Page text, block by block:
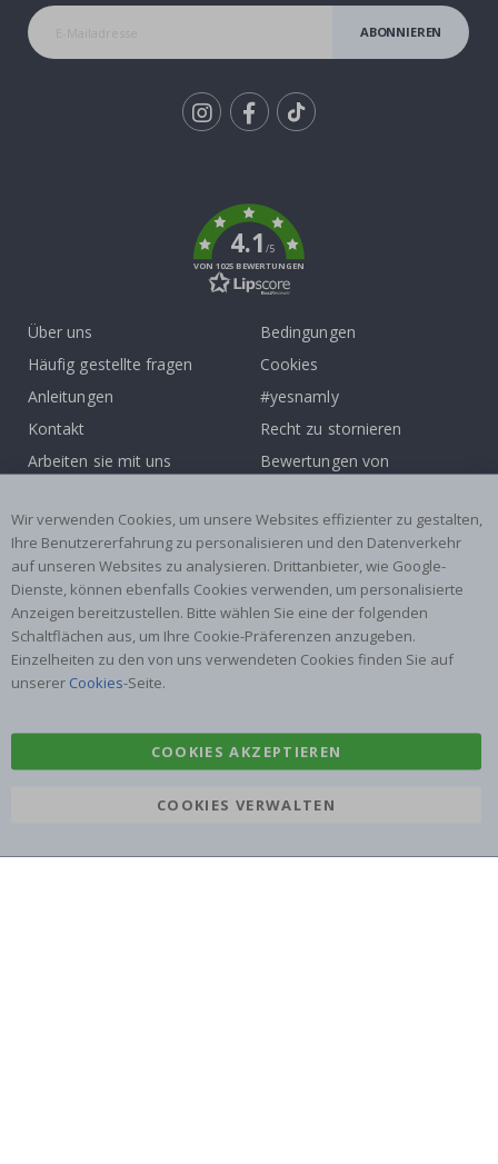
ABONNIEREN
4.1/5
VON 1025 BEWERTUNGEN
Über uns
Häufig gestellte fragen
Anleitungen
Kontakt
Arbeiten sie mit uns
Inspiration
Bedingungen
Cookies
#yesnamly
Recht zu stornieren
Bewertungen von
Beliebte Kategorien
Namensaufkleber
Wandtattoos
Fliesenaufkleber
Poster
Aufkleber
Wir verwenden Cookies, um unsere Websites effizienter zu gestalten,
Ihre Benutzererfahrung zu personalisieren und den Datenverkehr
auf unseren Websites zu analysieren. Drittanbieter, wie Google-
Dienste, können ebenfalls Cookies verwenden, um personalisierte
Anzeigen bereitzustellen. Bitte wählen Sie eine der folgenden
Schaltflächen aus, um Ihre Cookie-Präferenzen anzugeben.
Einzelheiten zu den von uns verwendeten Cookies finden Sie auf
unserer Cookies-Seite.
COOKIES AKZEPTIEREN
COOKIES VERWALTEN